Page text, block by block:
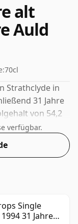
alt
Auld
70cl
Strathclyde in
31 Jahre
von 54,2
Whisky
verfügbar.
Single
31 Jahre